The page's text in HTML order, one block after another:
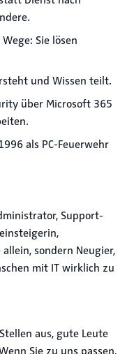
Sie lösen
und Wissen teilt.
über Microsoft 365
als PC-Feuerwehr
Support-
sondern Neugier,
mit IT wirklich zu
aus, gute Leute
Sie zu uns passen,